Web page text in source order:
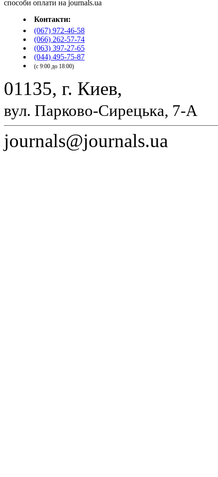
Контакти:
(067) 972-46-58
(066) 262-57-74
(063) 397-27-65
(044) 495-75-87
(с 9:00 до 18:00)
01135, г. Киев,
вул. Парково-Сирецька, 7-А
journals@journals.ua